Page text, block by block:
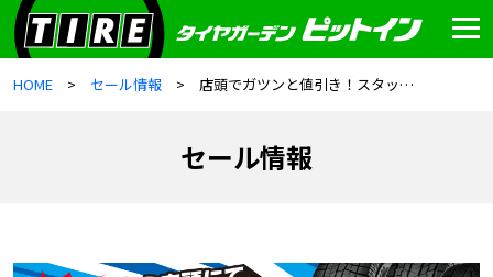
HOME セール情報 店頭でガツンと値引き！スタッドレス大商談会
セール情報